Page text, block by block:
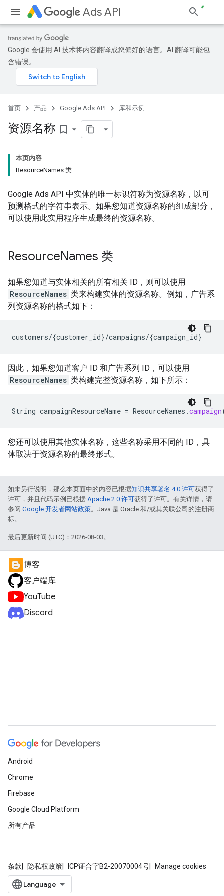
Ads API
Google 会使用 AI 技术将内容翻译成您偏好的语言。AI 翻译可能包
含错误。
首页 产品 Google Ads API 库和示例
资源名称 bookmark_border
本页内容
ResourceNames 类
Google Ads API 中实体的唯一标识符称为资源名称，以可
预测格式的字符串表示。如果您知道资源名称的组成部分，
可以使用此实用程序生成最终的资源名称。
ResourceNames 类
如果您知道与实体相关的所有相关 ID，则可以使用
ResourceNames 类来构建实体的资源名称。例如，广告系
列资源名称的格式如下：
customers/{customer_id}/campaigns/{campaign_id}
因此，如果您知道客户 ID 和广告系列 ID，可以使用
ResourceNames 类构建完整资源名称，如下所示：
String campaignResourceName = ResourceNames .campaign
您还可以使用其他实体名称，这些名称采用不同的 ID，具
体取决于资源名称的最终形式。
如未另行说明，那么本页面中的内容已根据知识共享署名 4.0 许可获得了
许可，并且代码示例已根据 Apache 2.0 许可获得了许可。有关详情，请
参阅 Google 开发者网站政策。Java 是 Oracle 和/或其关联公司的注册商
标。
最后更新时间 (UTC)：2026-08-03。
博客
客户端库
YouTube
Discord
Android
Chrome
Firebase
Google Cloud Platform
所有产品
条款 隐私权政策 ICP证合字B2-20070004号 Manage cookies